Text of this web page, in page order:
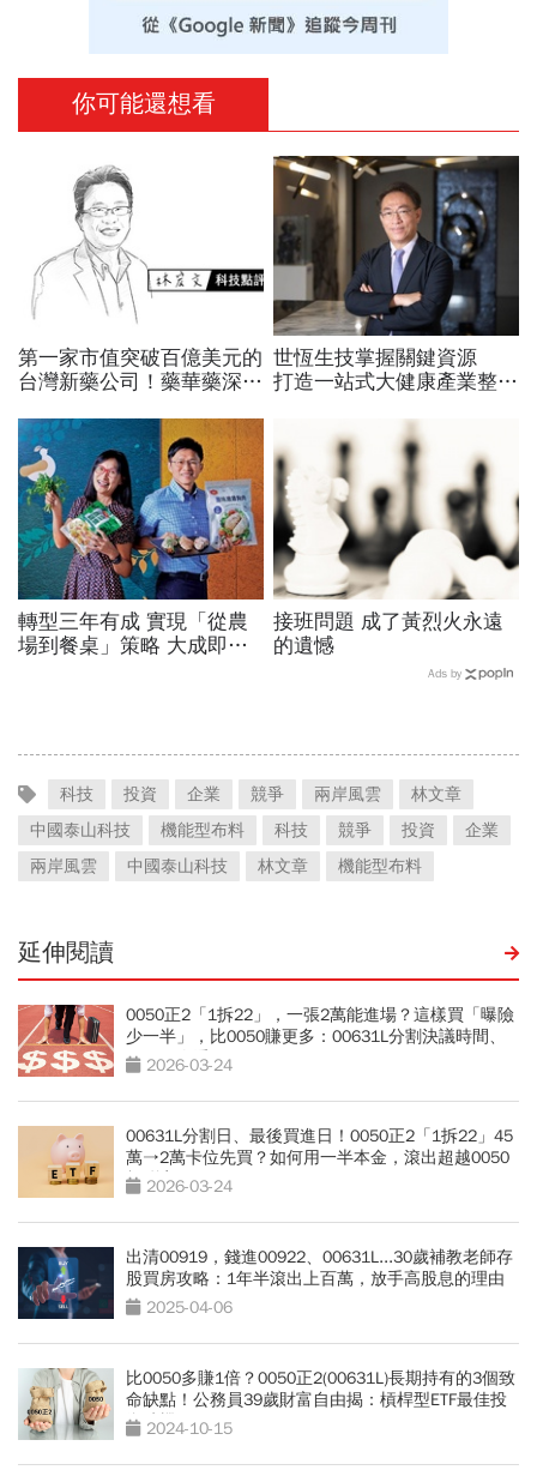
你可能還想看
第一家市值突破百億美元的
台灣新藥公司！藥華藥深耕
田製藥？
世恆生技掌握關鍵資源
打造一站式大健康產業整合
轉型三年有成 實現「從農
場到餐桌」策略 大成即食
接班問題 成了黃烈火永遠
的遺憾
Ads by
科技 投資 企業 競爭 兩岸風雲
林文章
中國泰山科技
機能型布料 科技 競爭 投資
企業
兩岸風雲
中國泰山科技 林文章 機能型布料
延伸閱讀
0050正2「1拆22」，一張2萬能進場？這樣買「曝險
少一半」，比0050賺更多：00631L分割決議時間、
日程一次看
2026-03-24
00631L分割日、最後買進日！0050正2「1拆22」45
萬→2萬卡位先買？如何用一半本金，滾出超越0050
報酬率？
2026-03-24
出清00919，錢進00922、00631L...30歲補教老師存
股買房攻略：1年半滾出上百萬，放手高股息的理由
2025-04-06
比0050多賺1倍？0050正2(00631L)長期持有的3個致
命缺點！公務員39歲財富自由揭：槓桿型ETF最佳投
資時機
2024-10-15